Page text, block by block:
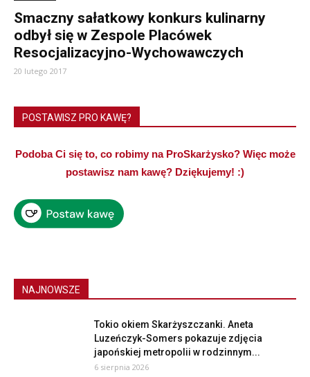
Smaczny sałatkowy konkurs kulinarny
odbył się w Zespole Placówek
Resocjalizacyjno-Wychowawczych
20 lutego 2017
POSTAWISZ PRO KAWĘ?
Podoba Ci się to, co robimy na ProSkarżysko? Więc może
postawisz nam kawę? Dziękujemy! :)
NAJNOWSZE
Tokio okiem Skarżyszczanki. Aneta
Luzeńczyk-Somers pokazuje zdjęcia
japońskiej metropolii w rodzinnym...
6 sierpnia 2026